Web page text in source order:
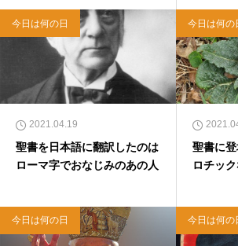
今日は何の日
2021.04.19
聖書を日本語に翻訳したのは
ローマ字でおなじみのあの人
今日は何の
聖書に
ロチッ
今日は何の日 今日は何の